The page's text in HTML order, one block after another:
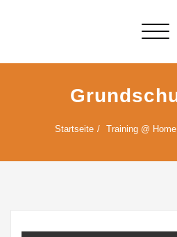
Startseite Training @ Home